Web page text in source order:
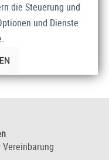
die Steuerung und
und Dienste